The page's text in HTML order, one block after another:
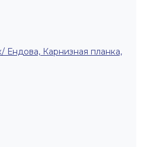
Карнизная планка,